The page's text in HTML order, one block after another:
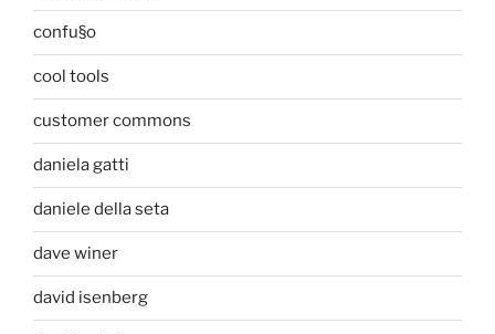
confu§o
cool tools
customer commons
daniela gatti
daniele della seta
dave winer
david isenberg